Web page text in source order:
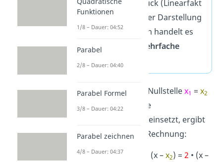
Klammerausdruck (Linearfakt
or) öfter in dieser Darstellung
vorkommt, dann handelt es
sich um eine
mehrfache
Nullstelle
Wenn du nun die Nullstellex1 =x2
= 1 unda = 2
in die
Nullstellenformel einsetzt, ergibt
das die folgende Rechnung:
f(x) =a• (x – ) • (x –x2) = 2 • (x –
Funktionen
1/8 – Dauer: 04:52
Parabel
2/8 – Dauer: 04:40
Parabel Formel
3/8 – Dauer: 04:22
Parabel zeichnen
4/8 – Dauer: 04:37